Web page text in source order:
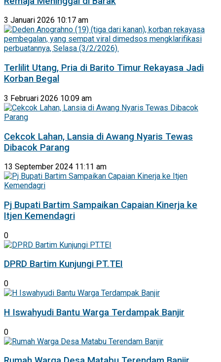
3 Januari 2026 10:17 am
Terlilit Utang, Pria di Barito Timur Rekayasa Jadi
Korban Begal
3 Februari 2026 10:09 am
Cekcok Lahan, Lansia di Awang Nyaris Tewas
Dibacok Parang
13 September 2024 11:11 am
Pj Bupati Bartim Sampaikan Capaian Kinerja ke
Itjen Kemendagri
0
DPRD Bartim Kunjungi PT.TEI
0
H Iswahyudi Bantu Warga Terdampak Banjir
0